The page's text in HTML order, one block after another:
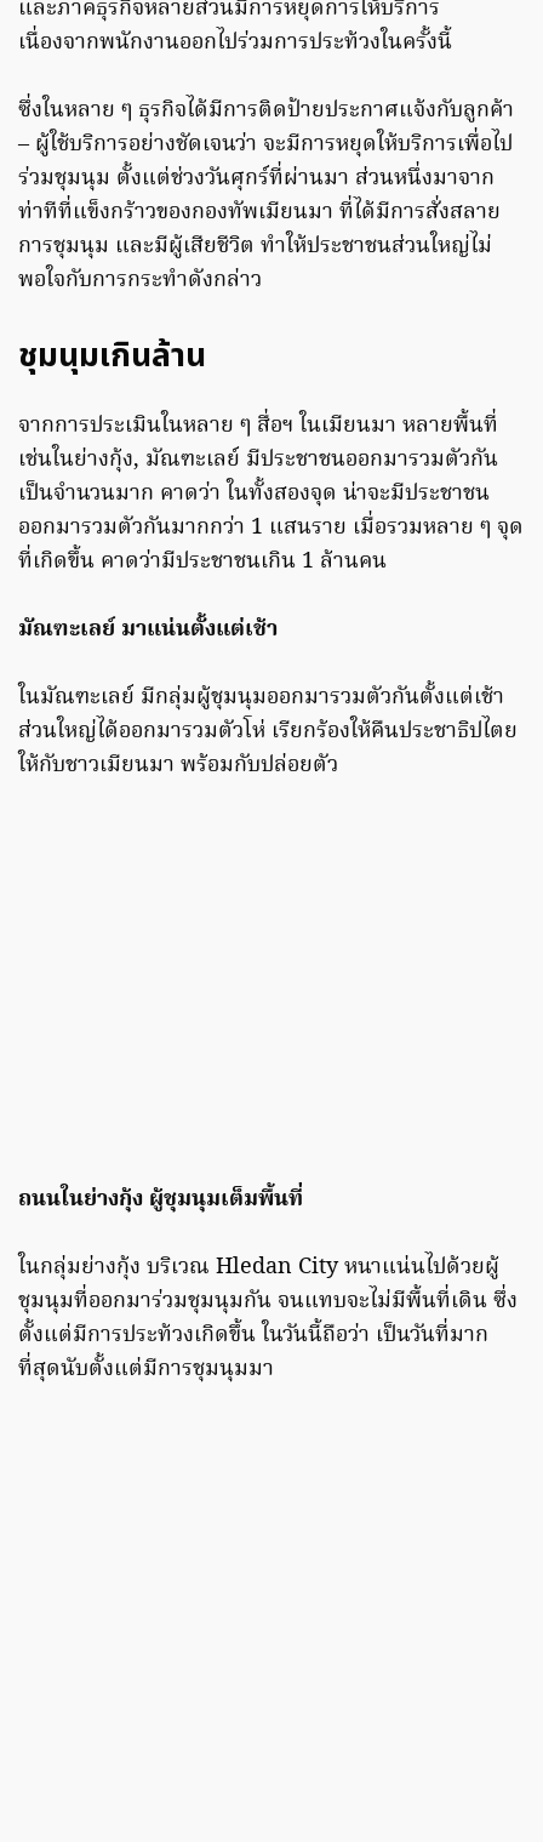
และภาคธุรกิจหลายส่วนมีการหยุดการให้บริการ
เนื่องจากพนักงานออกไปร่วมการประท้วงในครั้งนี้
ซึ่งในหลาย ๆ ธุรกิจได้มีการติดป้ายประกาศแจ้งกับลูกค้า
– ผู้ใช้บริการอย่างชัดเจนว่า จะมีการหยุดให้บริการเพื่อไป
ร่วมชุมนุม ตั้งแต่ช่วงวันศุกร์ที่ผ่านมา ส่วนหนึ่งมาจาก
ท่าทีที่แข็งกร้าวของกองทัพเมียนมา ที่ได้มีการสั่งสลาย
การชุมนุม และมีผู้เสียชีวิต ทำให้ประชาชนส่วนใหญ่ไม่
พอใจกับการกระทำดังกล่าว
ชุมนุมเกินล้าน
จากการประเมินในหลาย ๆ สื่อฯ ในเมียนมา หลายพื้นที่
เช่นในย่างกุ้ง, มัณฑะเลย์ มีประชาชนออกมารวมตัวกัน
เป็นจำนวนมาก คาดว่า ในทั้งสองจุด น่าจะมีประชาชน
ออกมารวมตัวกันมากกว่า 1 แสนราย เมื่อรวมหลาย ๆ จุด
ที่เกิดขึ้น คาดว่ามีประชาชนเกิน 1 ล้านคน
มัณฑะเลย์ มาแน่นตั้งแต่เช้า
ในมัณฑะเลย์ มีกลุ่มผู้ชุมนุมออกมารวมตัวกันตั้งแต่เช้า
ส่วนใหญ่ได้ออกมารวมตัวโห่ เรียกร้องให้คืนประชาธิปไตย
ให้กับชาวเมียนมา พร้อมกับปล่อยตัว
ถนนในย่างกุ้ง ผู้ชุมนุมเต็มพื้นที่
ในกลุ่มย่างกุ้ง บริเวณ Hledan City หนาแน่นไปด้วยผู้
ชุมนุมที่ออกมาร่วมชุมนุมกัน จนแทบจะไม่มีพื้นที่เดิน ซึ่ง
ตั้งแต่มีการประท้วงเกิดขึ้น ในวันนี้ถือว่า เป็นวันที่มาก
ที่สุดนับตั้งแต่มีการชุมนุมมา